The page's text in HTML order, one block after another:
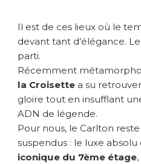
Il est de ces lieux où le
devant tant d’élégance. Le
parti.
Récemment
la Croisette a su
gloire tout en insufflant
ADN de légende.
Pour nous, le Carlton
suspendus : le luxe absolu
iconique du 7ème étage